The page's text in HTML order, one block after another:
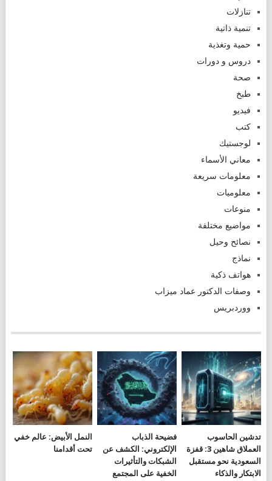
تنازلات
تنمية ذاتية
حمية وتغذية
دروس و دورات
صحة
طبخ
فيديو
كتب
لوجستيك
معاني الأسماء
معلومات سريعة
معلوميات
منوعات
مواضيع مختلفة
نصائح وحيل
نماذج
هواتف ذكية
وصفات الدكتور عماد ميزاب
ووردبريس
تدشين الحاسوب
العملاق شاهين 3: قفزة
السعودية نحو مستقبل
الابتكار والذكاء
فضيحة الذباب
الإلكتروني: الكشف عن
الشبكات والتأثيرات
الخفية على المجتمع
النمل الأبيض: عالم خفي
تحت أقدامنا